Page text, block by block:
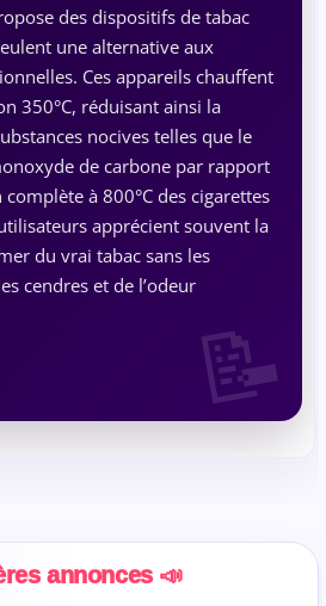
des dispositifs de tabac
une alternative aux
Ces appareils chauffent
350°C, réduisant ainsi la
nocives telles que le
de carbone par rapport
à 800°C des cigarettes
apprécient souvent la
du vrai tabac sans les
cendres et de l’odeur
annonces 📣